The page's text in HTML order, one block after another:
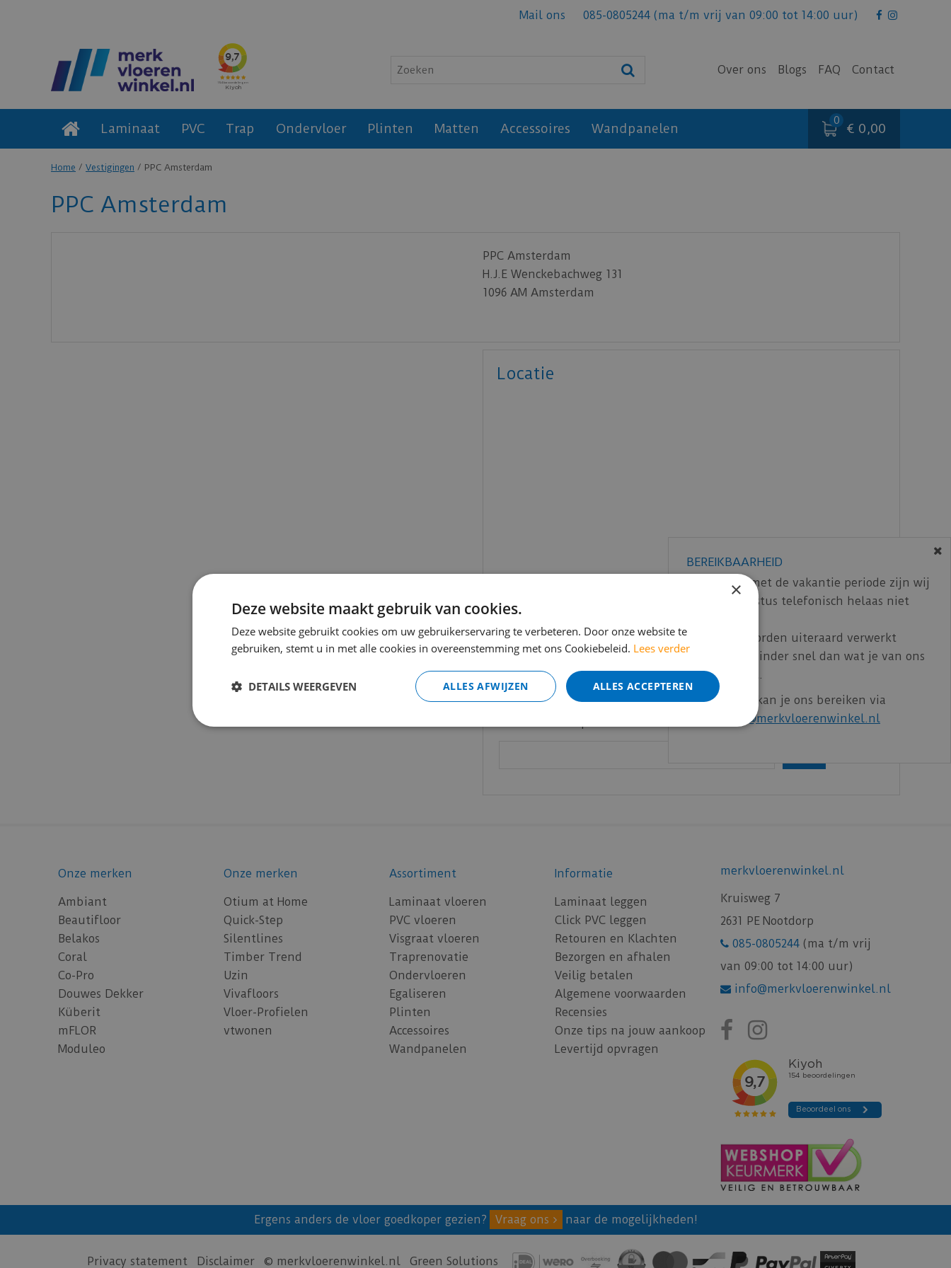
Home Vestigingen PPC Amsterdam
Mail ons 085-0805244 (ma t/m vrij van 09:00 tot 14:00 uur)
Over ons Blogs FAQ Contact
Laminaat PVC Trap Ondervloer Plinten Matten Accessoires Wandpanelen € 0,00
PPC Amsterdam
PPC Amsterdam
H.J.E Wenckebachweg 131
1096 AM Amsterdam
Locatie
Routebeschrijving
Onze merken
Ambiant
Beautifloor
Belakos
Coral
Co-Pro
Douwes Dekker
Küberit
mFLOR
Moduleo
Onze merken
Otium at Home
Quick-Step
Silentlines
Timber Trend
Uzin
Vivafloors
Vloer-Profielen
vtwonen
Assortiment
Laminaat vloeren
PVC vloeren
Visgraat vloeren
Traprenovatie
Ondervloeren
Egaliseren
Plinten
Accessoires
Wandpanelen
Informatie
Laminaat leggen
Click PVC leggen
Retouren en Klachten
Bezorgen en afhalen
Veilig betalen
Algemene voorwaarden
Recensies
Onze tips na jouw aankoop
Levertijd opvragen
merkvloerenwinkel.nl
Kruisweg 7
2631 PE Nootdorp
085-0805244 (ma t/m vrij
van 09:00 tot 14:00 uur)
info@merkvloerenwinkel.nl
Ergens anders de vloer goedkoper gezien? Vraag ons naar de mogelijkheden!
Privacy statement Disclaimer © merkvloerenwinkel.nl Green Solutions
BEREIKBAARHEID
In verband met de vakantie periode zijn wij
t/m 14 augustus telefonisch helaas niet
Bestelling worden uiteraard verwerkt
echter iets minder snel dan wat je van ons
gewend bent.
Voor vragen kan je ons bereiken via
info@merkvloerenwinkel.nl
×
Deze website maakt gebruik van cookies.
Deze website gebruikt cookies om uw gebruikerservaring te verbeteren. Door onze website te
gebruiken, stemt u in met alle cookies in overeenstemming met ons Cookiebeleid. Lees verder
ALLES ACCEPTEREN
ALLES AFWIJZEN
DETAILS WEERGEVEN